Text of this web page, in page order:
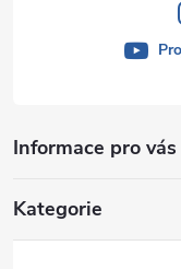
Informace pro vás
Kategorie